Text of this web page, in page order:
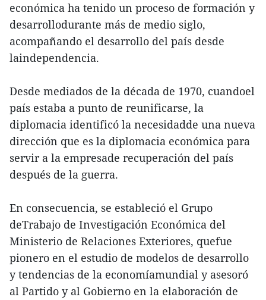
económica ha tenido un proceso de formación y
desarrollodurante más de medio siglo,
acompañando el desarrollo del país desde
laindependencia.
Desde mediados de la década de 1970, cuandoel
país estaba a punto de reunificarse, la
diplomacia identificó la necesidadde una nueva
dirección que es la diplomacia económica para
servir a la empresade recuperación del país
después de la guerra.
En consecuencia, se estableció el Grupo
deTrabajo de Investigación Económica del
Ministerio de Relaciones Exteriores, quefue
pionero en el estudio de modelos de desarrollo
y tendencias de la economíamundial y asesoró
al Partido y al Gobierno en la elaboración de